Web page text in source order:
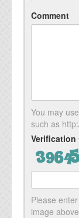
Comment
You may use
such as
Verification
Please
image